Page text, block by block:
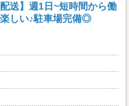
送】週1日~短時間から働
しい♪駐車場完備◎